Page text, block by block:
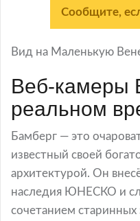
Сообщите,
Вид на Маленькую
Веб-камеры
реальном
Бамберг — это
известный своей
архитектурой. Он
наследия ЮНЕСКО и
сочетанием